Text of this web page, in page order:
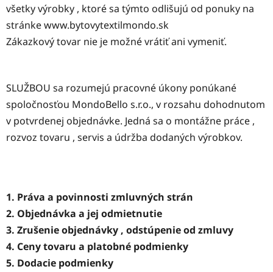
všetky výrobky , ktoré sa týmto odlišujú od ponuky na
stránke www.bytovytextilmondo.sk
Zákazkový tovar nie je možné vrátiť ani vymeniť.
SLUŽBOU sa rozumejú pracovné úkony ponúkané
spoločnosťou MondoBello s.r.o., v rozsahu dohodnutom
v potvrdenej objednávke. Jedná sa o montážne práce ,
rozvoz tovaru , servis a údržba dodaných výrobkov.
1. Práva a povinnosti zmluvných strán
2. Objednávka a jej odmietnutie
3. Zrušenie objednávky , odstúpenie od zmluvy
4. Ceny tovaru a platobné podmienky
5. Dodacie podmienky